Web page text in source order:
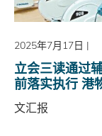
2025年7月17日 |
立会三读通过
前落实执行 港
文汇报